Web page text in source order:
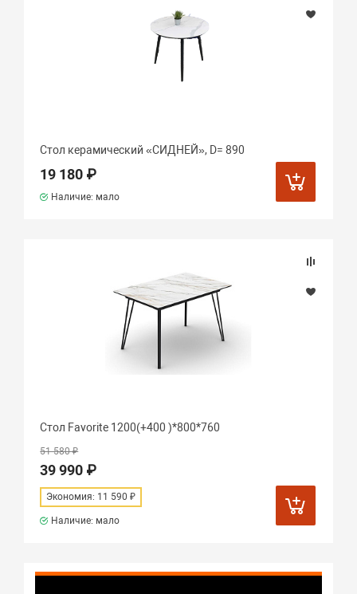
Стол керамический «СИДНЕЙ», D= 890
19 180 ₽
Наличие: мало
Стол Favorite 1200(+400 )*800*760
51 580 ₽
39 990 ₽
Экономия: 11 590 ₽
Наличие: мало